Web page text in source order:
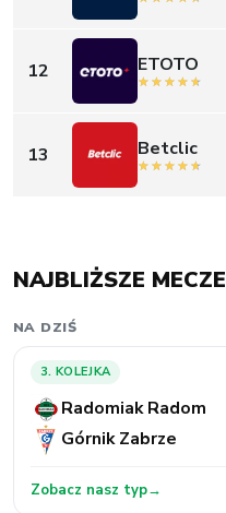
12 ETOTO
13 Betclic
NAJBLIŻSZE MECZE
NA DZIŚ
3. KOLEJKA
Radomiak Radom
Górnik Zabrze
Zobacz nasz typ→